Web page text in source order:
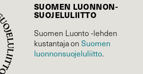
SUOMEN LUONNON­
SUOJELU­LIITTO
Suomen Luonto -lehden
kustantaja onSuomen
luonnonsuojelu­liitto.